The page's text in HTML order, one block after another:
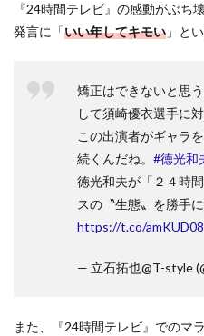
『24時間テレビ』の感動がぶち
発言に「いい年してキモい 」と
矯正はできないと思
して須崎優衣選手に
この出演者がギャラ
続くんだね。 #徳光和
徳光和夫が「２４時
スの〝生態〟を勝手
https://t.co/
— 立石拓也@T-style
また、『24時間テレビ』でのマ